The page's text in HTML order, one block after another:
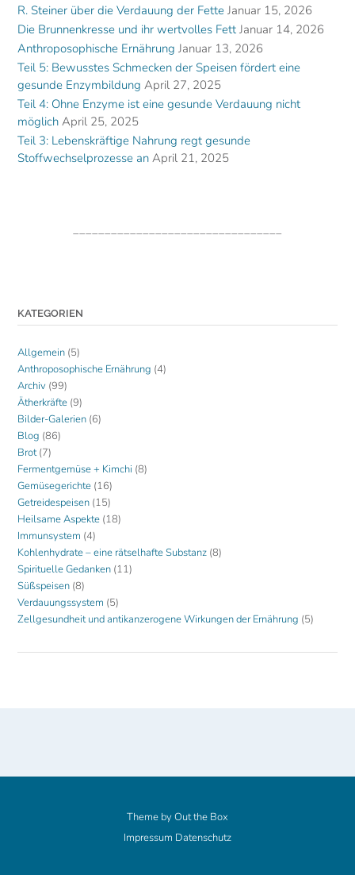
R. Steiner über die Verdauung der Fette Januar 15, 2026
Die Brunnenkresse und ihr wertvolles Fett Januar 14, 2026
Anthroposophische Ernährung Januar 13, 2026
Teil 5: Bewusstes Schmecken der Speisen fördert eine
gesunde Enzymbildung April 27, 2025
Teil 4: Ohne Enzyme ist eine gesunde Verdauung nicht
möglich April 25, 2025
Teil 3: Lebenskräftige Nahrung regt gesunde
Stoffwechselprozesse an April 21, 2025
KATEGORIEN
Allgemein (5)
Anthroposophische Ernährung (4)
Archiv (99)
Ätherkräfte (9)
Bilder-Galerien (6)
Blog (86)
Brot(7)
Fermentgemüse + Kimchi (8)
Gemüsegerichte (16)
Getreidespeisen (15)
Heilsame Aspekte (18)
Immunsystem (4)
Kohlenhydrate – eine rätselhafte Substanz (8)
Spirituelle Gedanken (11)
Süßspeisen (8)
Verdauungssystem (5)
Zellgesundheit und antikanzerogene Wirkungen der Ernährung (5)
Theme by Out the Box
Impressum Datenschutz